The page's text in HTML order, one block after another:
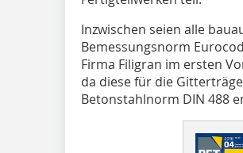
Inzwischen seien alle
Bemessungsnorm
Firma Filigran im ersten
da diese für die
Betonstahlnorm DIN 488